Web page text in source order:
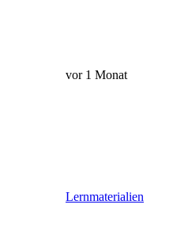
vor 1 Monat
Lernmaterialien